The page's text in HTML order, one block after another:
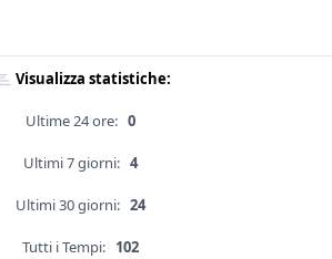
Visualizza statistiche:
Ultime 24 ore: 0
Ultimi 7 giorni: 4
Ultimi 30 giorni: 24
Tutti i Tempi: 102